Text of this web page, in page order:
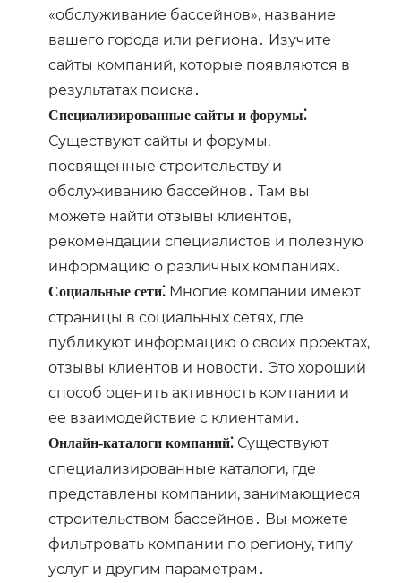
«обслуживание бассейнов», название
вашего города или региона․ Изучите
сайты компаний, которые появляются в
результатах поиска․
Специализированные сайты и форумы⁚
Существуют сайты и форумы,
посвященные строительству и
обслуживанию бассейнов․ Там вы
можете найти отзывы клиентов,
рекомендации специалистов и полезную
информацию о различных компаниях․
Социальные сети⁚ Многие компании имеют
страницы в социальных сетях, где
публикуют информацию о своих проектах,
отзывы клиентов и новости․ Это хороший
способ оценить активность компании и
ее взаимодействие с клиентами․
Онлайн-каталоги компаний⁚ Существуют
специализированные каталоги, где
представлены компании, занимающиеся
строительством бассейнов․ Вы можете
фильтровать компании по региону, типу
услуг и другим параметрам․